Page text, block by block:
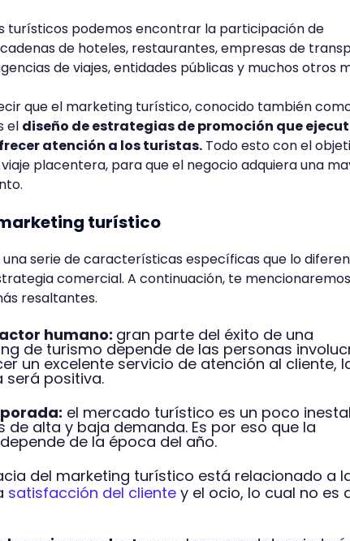
turísticos podemos encontrar la participación de
de hoteles, restaurantes, empresas de
de viajes, entidades públicas y muchos otros
que el marketing turístico, conocido también
el diseño de estrategias de promoción que
atención a los turistas. Todo esto con el
placentera, para que el negocio adquiera una
turístico
serie de características específicas que lo
comercial. A continuación, te mencionaremos
resaltantes.
humano: gran parte del éxito de una
de turismo depende de las personas
un excelente servicio de atención al cliente,
será positiva.
el mercado turístico es un poco
alta y baja demanda. Es por eso que la
de la época del año.
del marketing turístico está relacionado a
satisfacción del cliente y el ocio, lo cual no es